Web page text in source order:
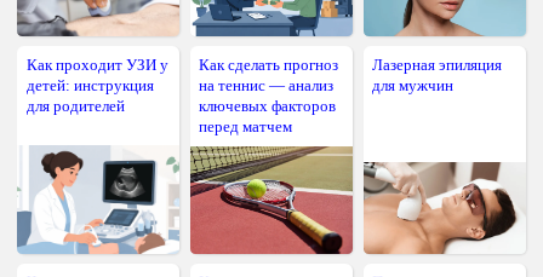
Как проходит УЗИ у
детей: инструкция
для родителей
Как сделать прогноз
на теннис — анализ
ключевых факторов
перед матчем
Лазерная эпиляция
для мужчин